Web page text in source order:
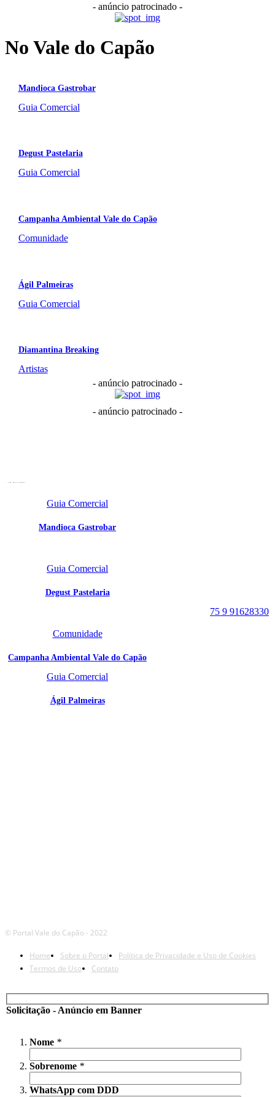
- anúncio patrocinado -
No Vale do Capão
Mandioca Gastrobar
Guia Comercial
Degust Pastelaria
Guia Comercial
Campanha Ambiental Vale do Capão
Comunidade
Ágil Palmeiras
Guia Comercial
Diamantina Breaking
Artistas
- anúncio patrocinado -
- anúncio patrocinado -
Guia Comercial
Mandioca Gastrobar
Guia Comercial
Degust Pastelaria
Comunidade
Campanha Ambiental Vale do Capão
Guia Comercial
Ágil Palmeiras
75 9 91628330
© Portal Vale do Capão - 2022
Home Sobre o Portal
Política de Privacidade e Uso de Cookies
Termos de Uso
Contato
Solicitação - Anúncio em Banner
Nome *
Sobrenome *
WhatsApp com DDD